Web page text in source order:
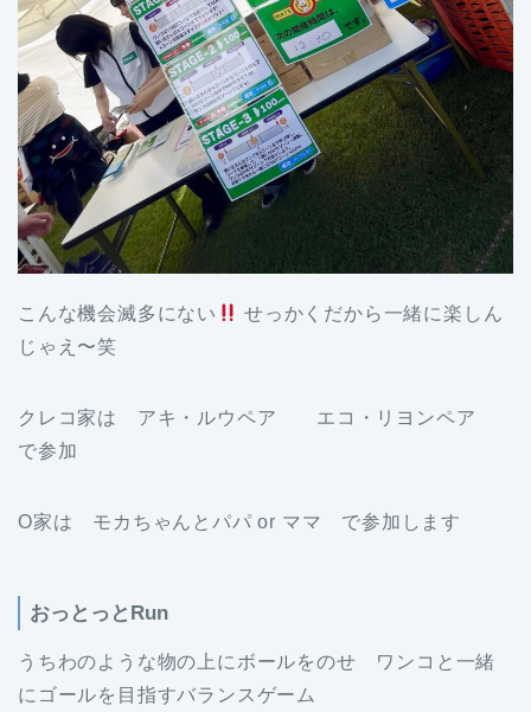
こんな機会滅多にない
せっかくだから一緒に楽しん
じゃえ〜笑
クレコ家は アキ・ルウペア エコ・リヨンペア
で参加
O家は モカちゃんとパパ or ママ で参加します
おっとっとRun
うちわのような物の上にボールをのせ ワンコと一緒
にゴールを目指すバランスゲーム